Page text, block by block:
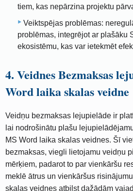
tiem, kas nepārzina projektu
Veiktspējas problēmas:
problēmas, integrējot ar plašāku
ekosistēmu, kas var ietekmēt
4. Veidnes Bezmaksas
Word laika skalas veidne
Veidņu bezmaksas lejupielāde ir
lai nodrošinātu plašu
MS Word laika skalas veidnes. Šī
bezmaksas, viegli lietojamu veidņu
mērķiem, padarot to par vienkāršu
meklē ātrus un vienkāršus
skalas veidnes atbilst dažādām